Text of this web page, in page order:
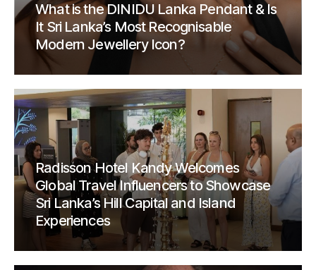
What is the DINIDU Lanka Pendant & Is
It Sri Lanka’s Most Recognisable
Modern Jewellery Icon?
Radisson Hotel Kandy Welcomes
Global Travel Influencers to Showcase
Sri Lanka’s Hill Capital and Island
Experiences